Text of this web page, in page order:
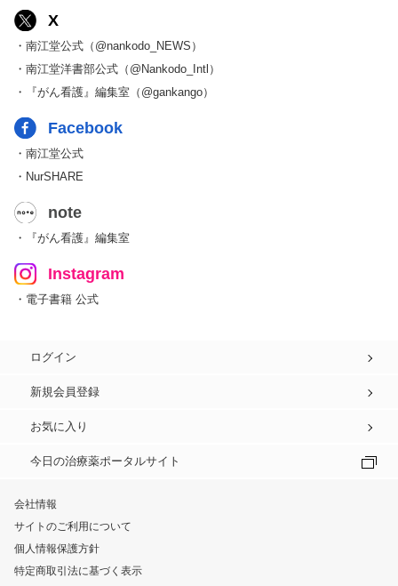
X
・南江堂公式（@nankodo_NEWS）
・南江堂洋書部公式（@Nankodo_Intl）
・『がん看護』編集室（@gankango）
Facebook
・南江堂公式
・NurSHARE
note
・『がん看護』編集室
Instagram
・電子書籍 公式
ログイン
新規会員登録
お気に入り
今日の治療薬ポータルサイト
会社情報
サイトのご利用について
個人情報保護方針
特定商取引法に基づく表示